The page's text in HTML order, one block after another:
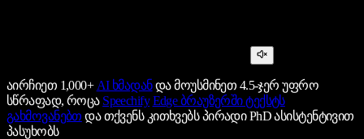
აირჩიეთ 1,000+ AI ხმადანდა მოუსმინეთ 4.5-ჯერ უფრო
სწრაფად, როცა Speechify Edge ბრაუზერში ტექსტს
გახმოვანებთ და თქვენს კითხვებს პირადი PhD ასისტენტივით
პასუხობს